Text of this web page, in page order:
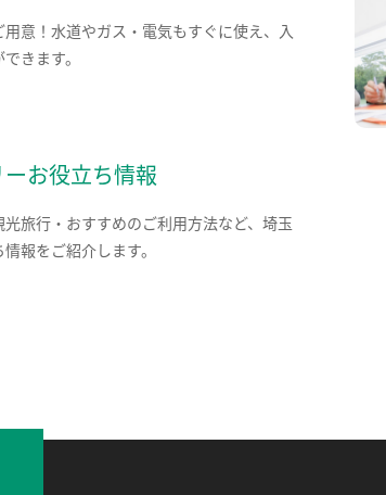
意！水道やガス・電気もすぐに使え、入
きます。
お役立ち情報
旅行・おすすめのご利用方法など、埼玉
報をご紹介します。